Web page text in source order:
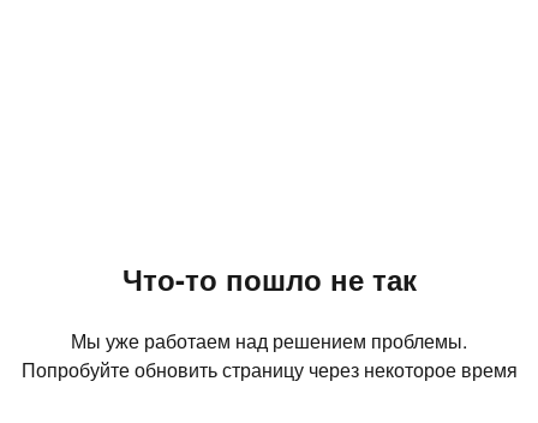
Что-то пошло не так
Мы уже работаем над решением проблемы.
Попробуйте обновить страницу через некоторое время